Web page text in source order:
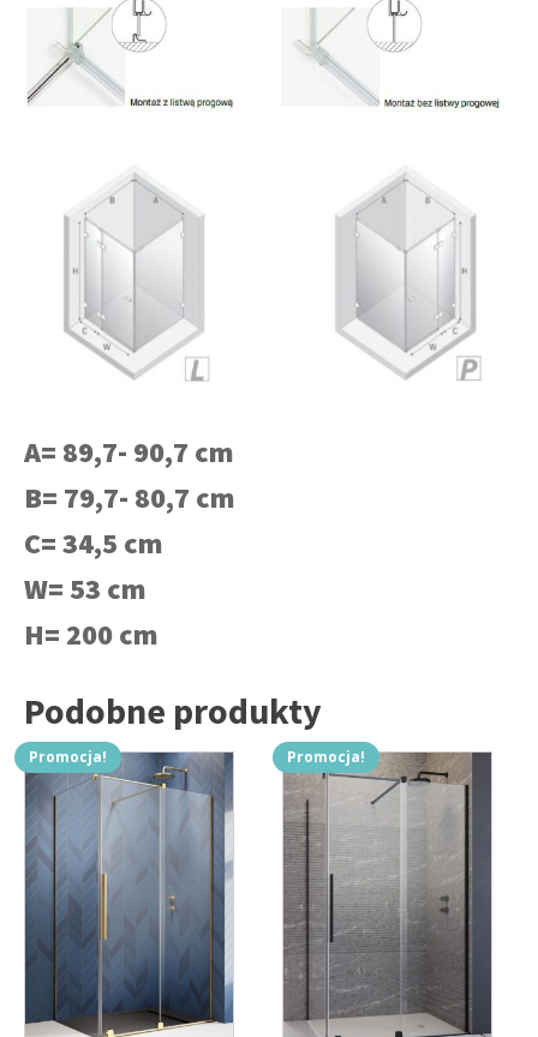
A= 89,7- 90,7 cm
B= 79,7- 80,7 cm
C= 34,5 cm
W= 53 cm
H= 200 cm
Podobne produkty
Promocja! Promocja!